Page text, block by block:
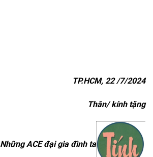
TP.HCM, 22 /7/2024
Thân/ kính tặng
Những ACE đại gia đình ta